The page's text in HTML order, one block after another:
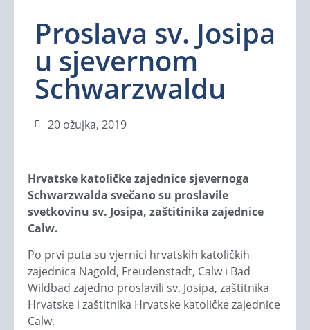
Proslava sv. Josipa
u sjevernom
Schwarzwaldu
20 ožujka, 2019
Hrvatske katoličke zajednice sjevernoga
Schwarzwalda svečano su proslavile
svetkovinu sv. Josipa, zaštitinika zajednice
Calw.
Po prvi puta su vjernici hrvatskih katoličkih
zajednica Nagold, Freudenstadt, Calw i Bad
Wildbad zajedno proslavili sv. Josipa, zaštitnika
Hrvatske i zaštitnika Hrvatske katoličke zajednice
Calw.